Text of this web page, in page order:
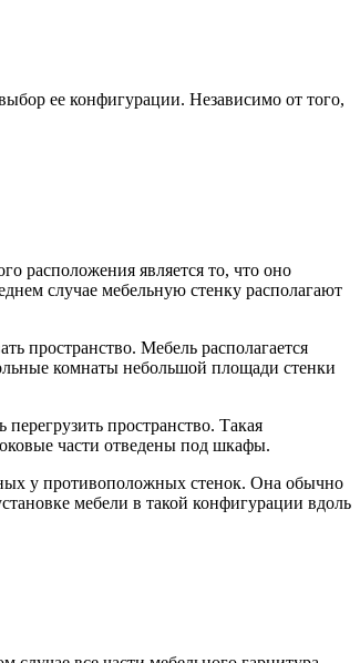
ее конфигурации. Независимо от того,
расположения является то, что оно
случае мебельную стенку располагают
пространство. Мебель располагается
комнаты небольшой площади стенки
пространство. Такая
части отведены под шкафы.
у противоположных стенок. Она обычно
мебели в такой конфигурации вдоль